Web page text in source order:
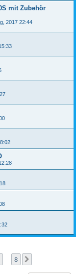
mit Zubehör
2017 22:44
8